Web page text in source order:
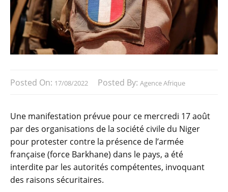
Posted On: 17/08/2022 Posted By: Agence Afrique
Une manifestation prévue pour ce mercredi 17 août
par des organisations de la société civile du Niger
pour protester contre la présence de l’armée
française (force Barkhane) dans le pays, a été
interdite par les autorités compétentes, invoquant
des raisons sécuritaires.